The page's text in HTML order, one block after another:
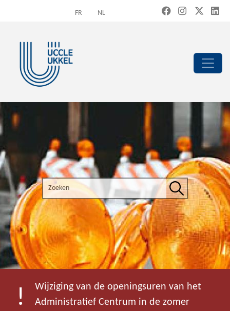
FR NL
Search the site
Zoeken
Wijziging van de openingsuren van het
Administratief Centrum in de zomer